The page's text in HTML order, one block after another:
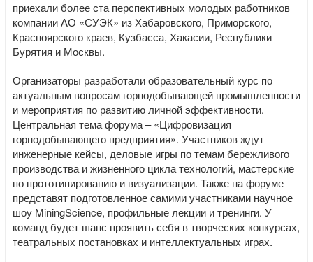
приехали более ста перспективных молодых работников
компании АО «СУЭК» из Хабаровского, Приморского,
Красноярского краев, Кузбасса, Хакасии, Республики
Бурятия и Москвы.
Организаторы разработали образовательный курс по
актуальным вопросам горнодобывающей промышленности
и мероприятия по развитию личной эффективности.
Центральная тема форума – «Цифровизация
горнодобывающего предприятия». Участников ждут
инженерные кейсы, деловые игры по темам бережливого
производства и жизненного цикла технологий, мастерские
по прототипированию и визуализации. Также на форуме
представят подготовленное самими участниками научное
шоу MiningScience, профильные лекции и тренинги. У
команд будет шанс проявить себя в творческих конкурсах,
театральных постановках и интеллектуальных играх.